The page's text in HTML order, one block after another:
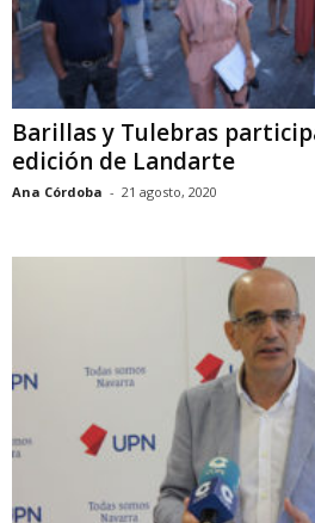
Barillas y Tulebras
edición de Landarte
Ana Córdoba - 21 agosto, 2020